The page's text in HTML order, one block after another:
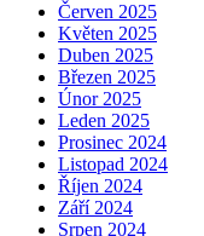
Červen 2025
Květen 2025
Duben 2025
Březen 2025
Únor 2025
Leden 2025
Prosinec 2024
Listopad 2024
Říjen 2024
Září 2024
Srpen 2024